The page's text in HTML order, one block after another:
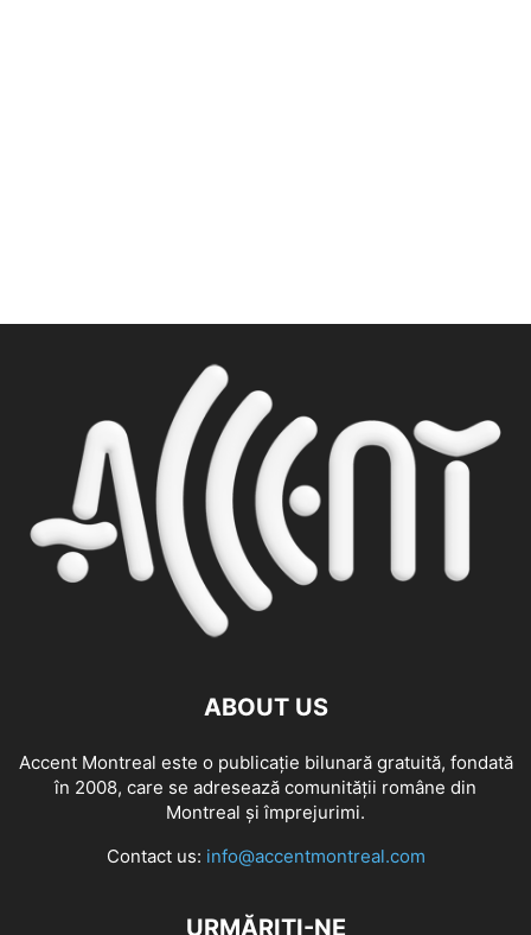
ABOUT US
Accent Montreal este o publicație bilunară gratuită, fondată
în 2008, care se adresează comunităţii române din
Montreal şi împrejurimi.
Contact us: info@accentmontreal.com
URMĂRIȚI-NE